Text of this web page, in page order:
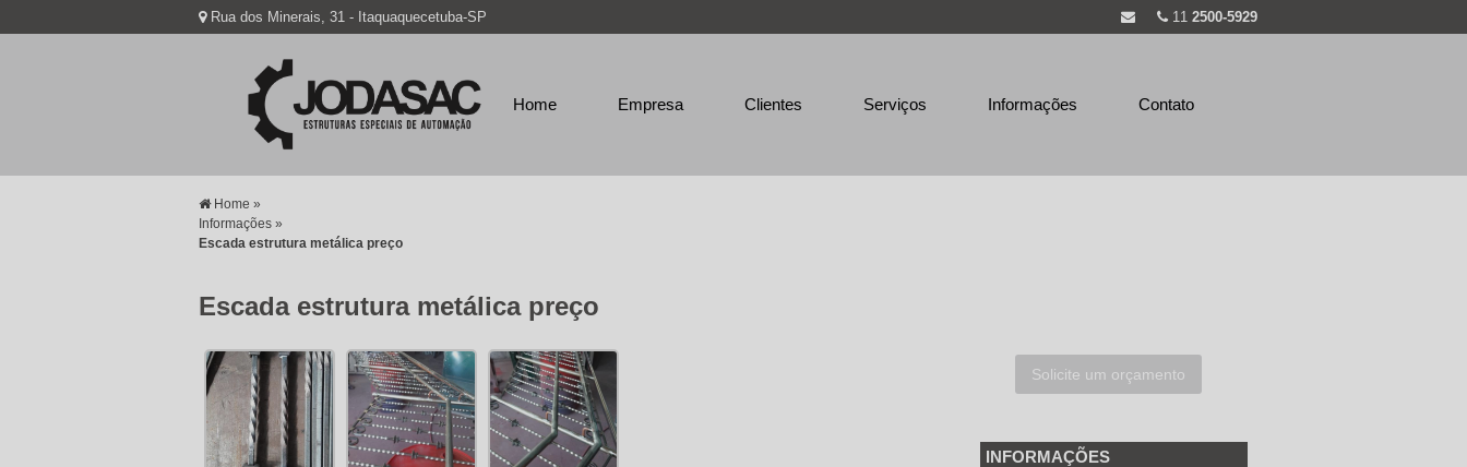
Rua dos Minerais, 31 - Itaquaquecetuba-SP 11 2500-5929
Home Empresa Clientes Serviços Informações Contato
Home »
Informações »
Escada estrutura metálica preço
Escada estrutura metálica preço
Solicite um orçamento
INFORMAÇÕES